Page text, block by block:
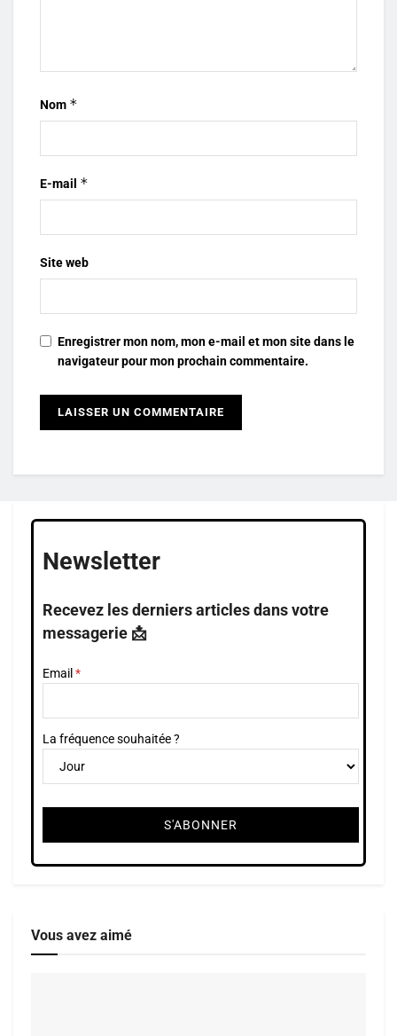
Nom *
E-mail *
Site web
Enregistrer mon nom, mon e-mail et mon site dans le
navigateur pour mon prochain commentaire.
Newsletter
Recevez les derniers articles dans votre
messagerie 📩
Email
La fréquence souhaitée ?
Vous avez aimé